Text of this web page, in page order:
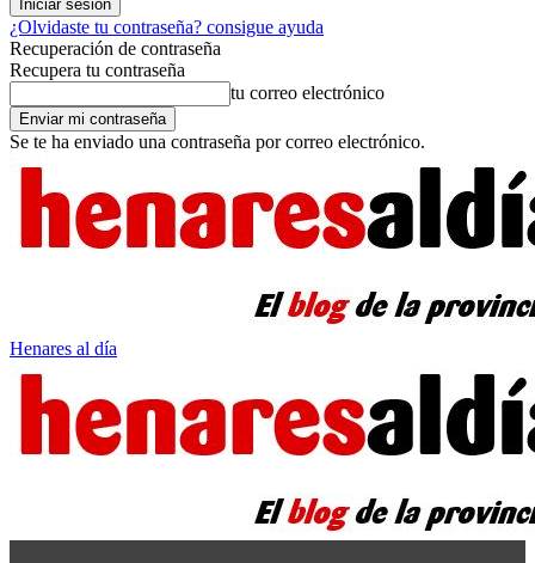
¿Olvidaste tu contraseña? consigue ayuda
Recuperación de contraseña
Recupera tu contraseña
tu correo electrónico
Se te ha enviado una contraseña por correo electrónico.
Henares al día